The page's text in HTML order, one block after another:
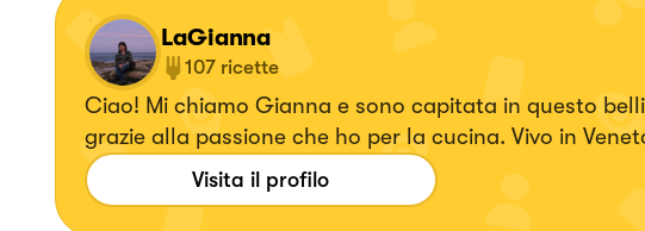
LaGianna
107 ricette
Ciao! Mi chiamo Gianna e sono capitata in questo
grazie alla passione che ho per la cucina. Vivo in
del Po, ho un marito e due figli che sono i miei giudici a
che apprezzano quello che preparo loro. Inizia così
Visita il profilo